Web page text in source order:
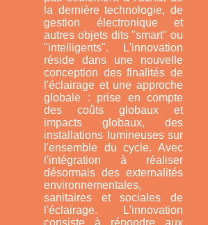
la dernière technologie, de
gestion électronique et
autres objets dits "smart" ou
"intelligents". L'innovation
réside dans une nouvelle
conception des finalités de
l'éclairage et une approche
globale : prise en compte
des coûts globaux et
impacts globaux, des
installations lumineuses sur
l'ensemble du cycle. Avec
l'intégration à réaliser
désormais des externalités
environnementales,
sanitaires et sociales de
l'éclairage. L'innovation
consiste à répondre aux